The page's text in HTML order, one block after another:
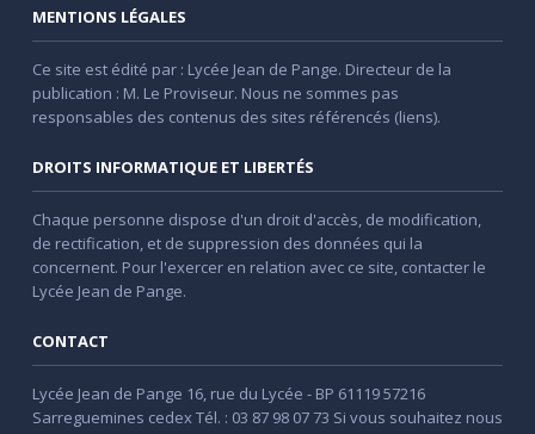
MENTIONS LÉGALES
Ce site est édité par : Lycée Jean de Pange. Directeur de la
publication : M. Le Proviseur. Nous ne sommes pas
responsables des contenus des sites référencés (liens).
DROITS INFORMATIQUE ET LIBERTÉS
Chaque personne dispose d'un droit d'accès, de modification,
de rectification, et de suppression des données qui la
concernent. Pour l'exercer en relation avec ce site, contacter le
Lycée Jean de Pange.
CONTACT
Lycée Jean de Pange 16, rue du Lycée - BP 61119 57216
Sarreguemines cedex Tél. : 03 87 98 07 73 Si vous souhaitez nous